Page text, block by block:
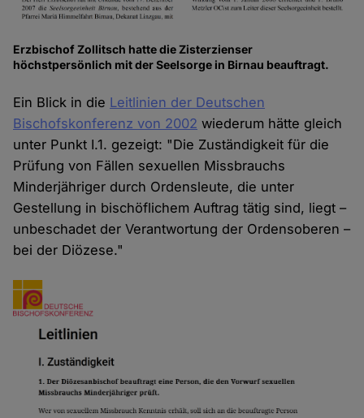
Erzbischof Zollitsch hatte die Zisterzienser
höchstpersönlich mit der Seelsorge in Birnau beauftragt.
Ein Blick in die Leitlinien der Deutschen
Bischofskonferenz von 2002 wiederum hätte gleich
unter Punkt I.1. gezeigt: "Die Zuständigkeit für die
Prüfung von Fällen sexuellen Missbrauchs
Minderjähriger durch Ordensleute, die unter
Gestellung in bischöflichem Auftrag tätig sind, liegt –
unbeschadet der Verantwortung der Ordensoberen –
bei der Diözese."